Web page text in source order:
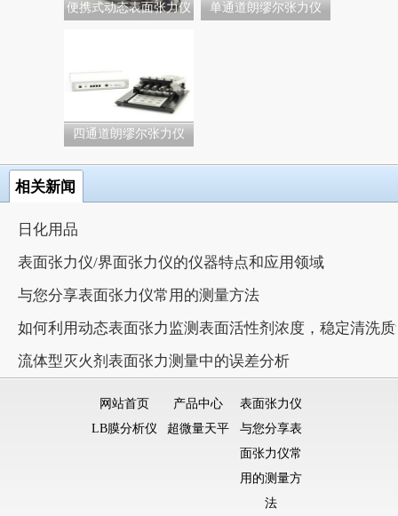
便携式动态表面张力仪 单通道朗缪尔张力仪
四通道朗缪尔张力仪
相关新闻
日化用品
表面张力仪/界面张力仪的仪器特点和应用领域
与您分享表面张力仪常用的测量方法
如何利用动态表面张力监测表面活性剂浓度，稳定清洗
流体型灭火剂表面张力测量中的误差分析
网站首页 产品中心
表面张力仪
LB膜分析仪
超微量天平
与您分享表
面张力仪常
用的测量方
法